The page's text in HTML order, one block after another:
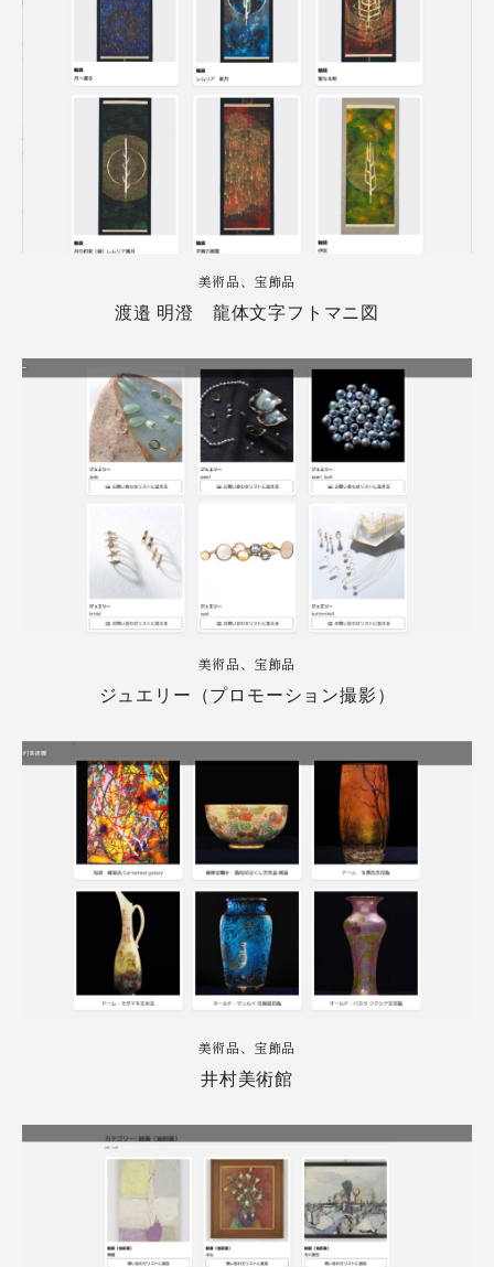
美術品、宝飾品
渡邉 明澄 龍体文字フトマニ図
美術品、宝飾品
ジュエリー（プロモーション撮影）
美術品、宝飾品
井村美術館